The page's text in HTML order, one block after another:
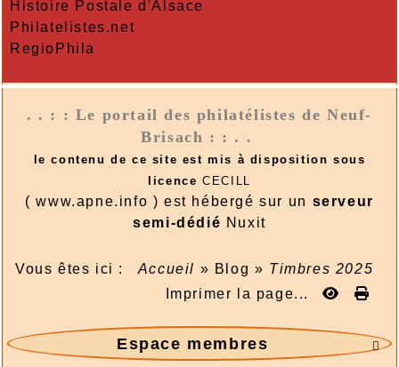
Histoire Postale d'Alsace
Philatelistes.net
RegioPhila
. . : : Le portail des philatélistes de Neuf-
Brisach : : . .
le contenu de ce site est mis à disposition sous
licence CECILL
( www.apne.info ) est hébergé sur un serveur
semi-dédié Nuxit
Vous êtes ici : Accueil » Blog » Timbres 2025
Imprimer la page...

Espace membres